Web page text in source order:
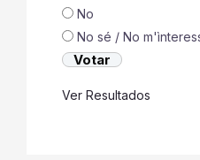
No
No sé / No
Ver Resultados